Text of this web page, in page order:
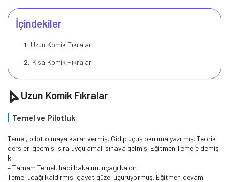
İçindekiler
Uzun Komik Fıkralar
Kısa Komik Fıkralar
Uzun Komik Fıkralar
Temel ve Pilotluk
Temel, pilot olmaya karar vermiş. Gidip uçuş okuluna yazılmış. Teorik
dersleri geçmiş, sıra uygulamalı sınava gelmiş. Eğitmen Temel’e demiş
ki:
– Tamam Temel, hadi bakalım, uçağı kaldır.
Temel uçağı kaldırmış, gayet güzel uçuruyormuş. Eğitmen devam